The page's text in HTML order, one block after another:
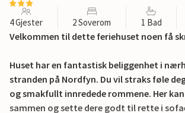
4 Gjester 2 Soverom 1 Bad
Velkommen til dette feriehuset noen få
Huset har en fantastisk beliggenhet i
stranden på Nordfyn. Du vil straks føle
og smakfullt innredede rommene. Her
sammen og sette dere godt til rette i